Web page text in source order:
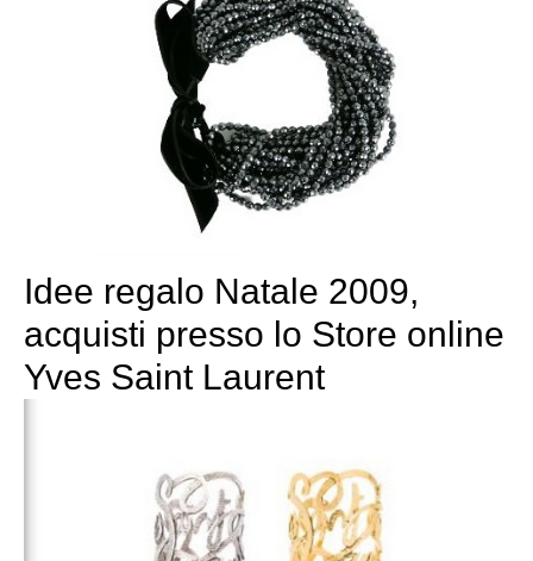
Idee regalo Natale 2009,
acquisti presso lo Store online
Yves Saint Laurent